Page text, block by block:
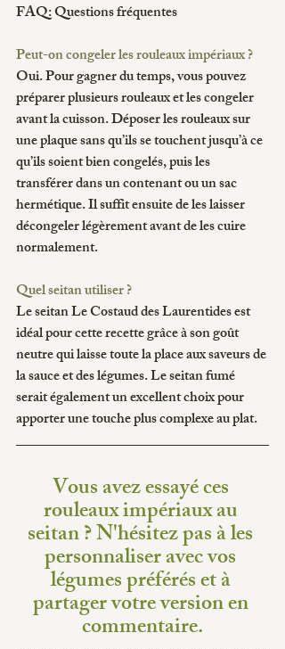
FAQ: Questions fréquentes
Peut-on congeler les rouleaux impériaux ?
Oui. Pour gagner du temps, vous pouvez
préparer plusieurs rouleaux et les congeler
avant la cuisson. Déposer les rouleaux sur
une plaque sans qu’ils se touchent jusqu’à ce
qu’ils soient bien congelés, puis les
transférer dans un contenant ou un sac
hermétique. Il suffit ensuite de les laisser
décongeler légèrement avant de les cuire
normalement.
Quel seitan utiliser ?
Le seitan Le Costaud des Laurentides est
idéal pour cette recette grâce à son goût
neutre qui laisse toute la place aux saveurs de
la sauce et des légumes. Le seitan fumé
serait également un excellent choix pour
apporter une touche plus complexe au plat.
Vous avez essayé ces
rouleaux impériaux au
seitan ? N'hésitez pas à les
personnaliser avec vos
légumes préférés et à
partager votre version en
commentaire.